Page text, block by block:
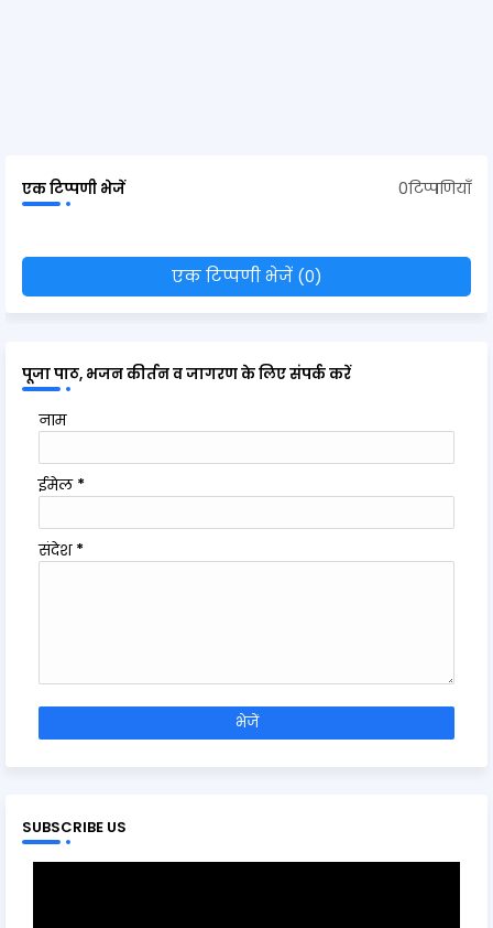
एक टिप्पणी भेजें 0टिप्पणियाँ
एक टिप्पणी भेजें (0)
पूजा पाठ, भजन कीर्तन व जागरण के लिए संपर्क करें
नाम
ईमेल *
संदेश *
SUBSCRIBE US